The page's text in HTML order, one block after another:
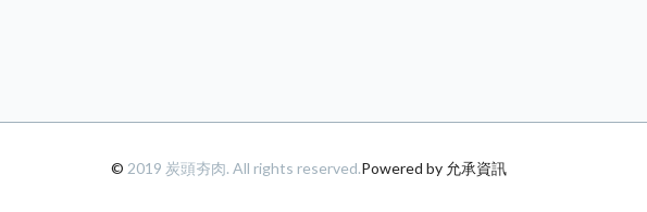
© 2019 炭頭夯肉. All rights reserved.Powered by 允承資訊